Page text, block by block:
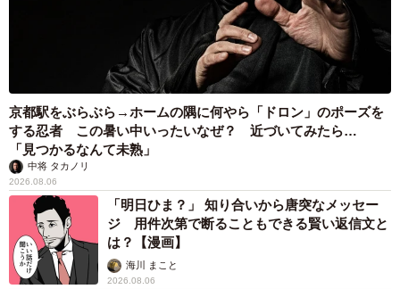
京都駅をぶらぶら→ホームの隅に何やら「ドロン」のポーズを
する忍者 この暑い中いったいなぜ？ 近づいてみたら…
「見つかるなんて未熟」
中将 タカノリ
2026.08.06
「明日ひま？」 知り合いから唐突なメッセー
ジ 用件次第で断ることもできる賢い返信文と
は？【漫画】
海川 まこと
2026.08.06